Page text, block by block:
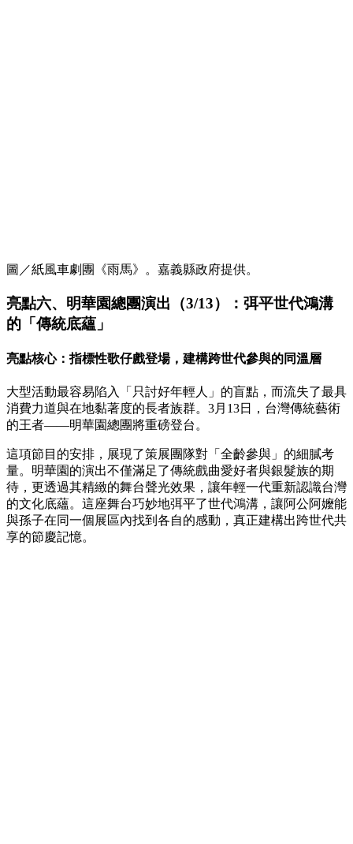
圖／紙風車劇團《雨馬》。嘉義縣政府提供。
亮點六、明華園總團演出（3/13）：弭平世代鴻溝
的「傳統底蘊」
亮點核心：指標性歌仔戲登場，建構跨世代參與的同溫層
大型活動最容易陷入「只討好年輕人」的盲點，而流失了最具
消費力道與在地黏著度的長者族群。3月13日，台灣傳統藝術
的王者——明華園總團將重磅登台。
這項節目的安排，展現了策展團隊對「全齡參與」的細膩考
量。明華園的演出不僅滿足了傳統戲曲愛好者與銀髮族的期
待，更透過其精緻的舞台聲光效果，讓年輕一代重新認識台灣
的文化底蘊。這座舞台巧妙地弭平了世代鴻溝，讓阿公阿嬤能
與孫子在同一個展區內找到各自的感動，真正建構出跨世代共
享的節慶記憶。